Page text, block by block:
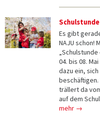
Es gibt
NAJU schon!
04. bis 08.
dazu ein,
trällert da
auf dem
mehr →